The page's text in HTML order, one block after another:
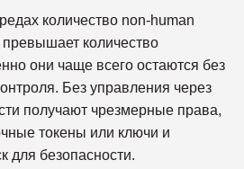
количество non-human
превышает количество
они чаще всего остаются без
Без управления через
получают чрезмерные права,
токены или ключи и
для безопасности.